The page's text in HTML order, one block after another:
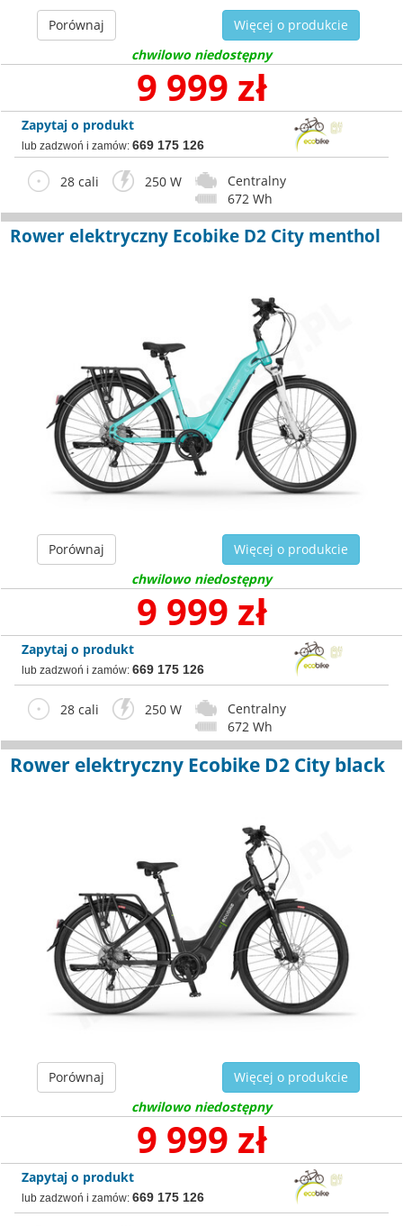
Porównaj
Więcej o produkcie
chwilowo niedostępny
9 999 zł
Zapytaj o produkt
lub zadzwoń i zamów: 669 175 126
28 cali 250 W
Centralny
672 Wh
Rower elektryczny Ecobike D2 City menthol
Porównaj
Więcej o produkcie
chwilowo niedostępny
9 999 zł
Zapytaj o produkt
lub zadzwoń i zamów: 669 175 126
28 cali 250 W
Centralny
672 Wh
Rower elektryczny Ecobike D2 City black
Porównaj
Więcej o produkcie
chwilowo niedostępny
9 999 zł
Zapytaj o produkt
lub zadzwoń i zamów: 669 175 126